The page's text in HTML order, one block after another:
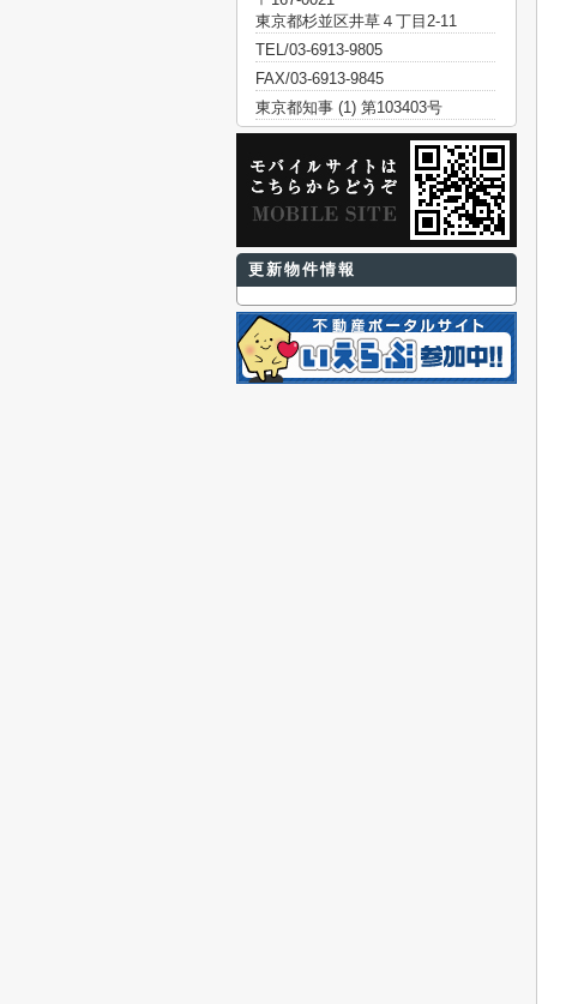
東京都杉並区井草４丁目2-11
TEL/03-6913-9805
FAX/03-6913-9845
東京都知事 (1) 第103403号
更新物件情報